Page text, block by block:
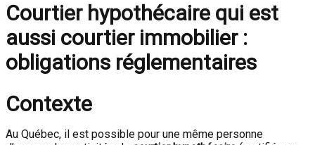
Courtier hypothécaire qui est
aussi courtier immobilier :
obligations réglementaires
Contexte
Au Québec, il est possible pour une même personne